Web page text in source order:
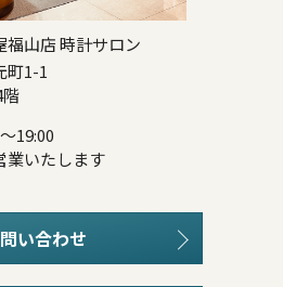
福山店 時計サロン
町1-1
19:00
いたします
い合わせ